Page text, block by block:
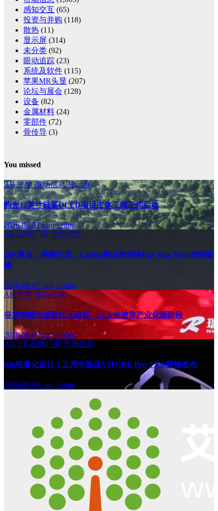
感知交互 (65)
投资与并购 (118)
散热 (11)
显示屏 (314)
未分类 (92)
眼动追踪 (23)
系统及软件 (115)
苹果MR头显 (207)
论坛与展会 (128)
设备 (82)
金属材料 (24)
零部件 (72)
骨传导 (3)
You missed
AR光学市场信息显示屏
昀光12英寸硅基OLED项目主体工程正式启动
2026-08-07sun, keting
AR 品牌厂商 市场信息
24K黄金、纯银打造，Caviar推出奢华版Ray-Ban Meta智能眼
镜
2026-08-07 sun, keting
AR 光学 市场信息
谷东智能完成数亿元融资，迈入光波导产业化新阶段
2026-08-07sun, keting
AR VR 品牌厂商 市场信息
63g轻量化设计！五周年新品VITURE Pro 2 XR眼镜发布
2026-08-06 sun, keting